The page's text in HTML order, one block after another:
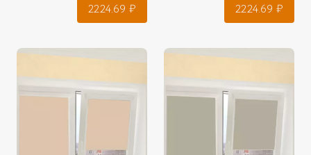
2224.69 ₽ 2224.69 ₽